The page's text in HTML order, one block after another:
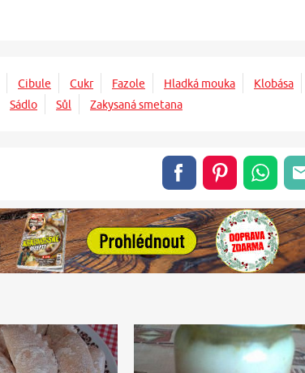
Cibule Cukr Fazole Hladká mouka
Klobása
Sádlo Sůl Zakysaná smetana